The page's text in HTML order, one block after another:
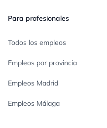
Para profesionales
Todos los empleos
Empleos por provincia
Empleos Madrid
Empleos Málaga